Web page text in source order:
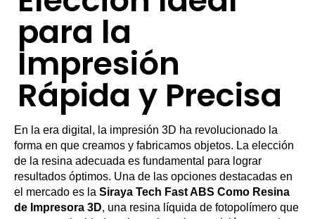
para la
Impresión
Rápida y Precisa
En la era digital, la impresión 3D ha revolucionado la
forma en que creamos y fabricamos objetos. La elección
de la resina adecuada es fundamental para lograr
resultados óptimos. Una de las opciones destacadas en
el mercado es la Siraya Tech Fast ABS Como Resina
de Impresora 3D, una resina líquida de fotopolímero que